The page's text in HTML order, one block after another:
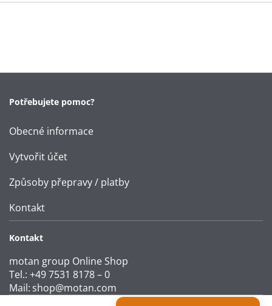
Potřebujete pomoc?
Obecné informace
Vytvořit účet
Způsoby přepravy / platby
Kontakt
Kontakt
motan group Online Shop
Tel.: +49 7531 8178 – 0
Mail: shop@motan.com